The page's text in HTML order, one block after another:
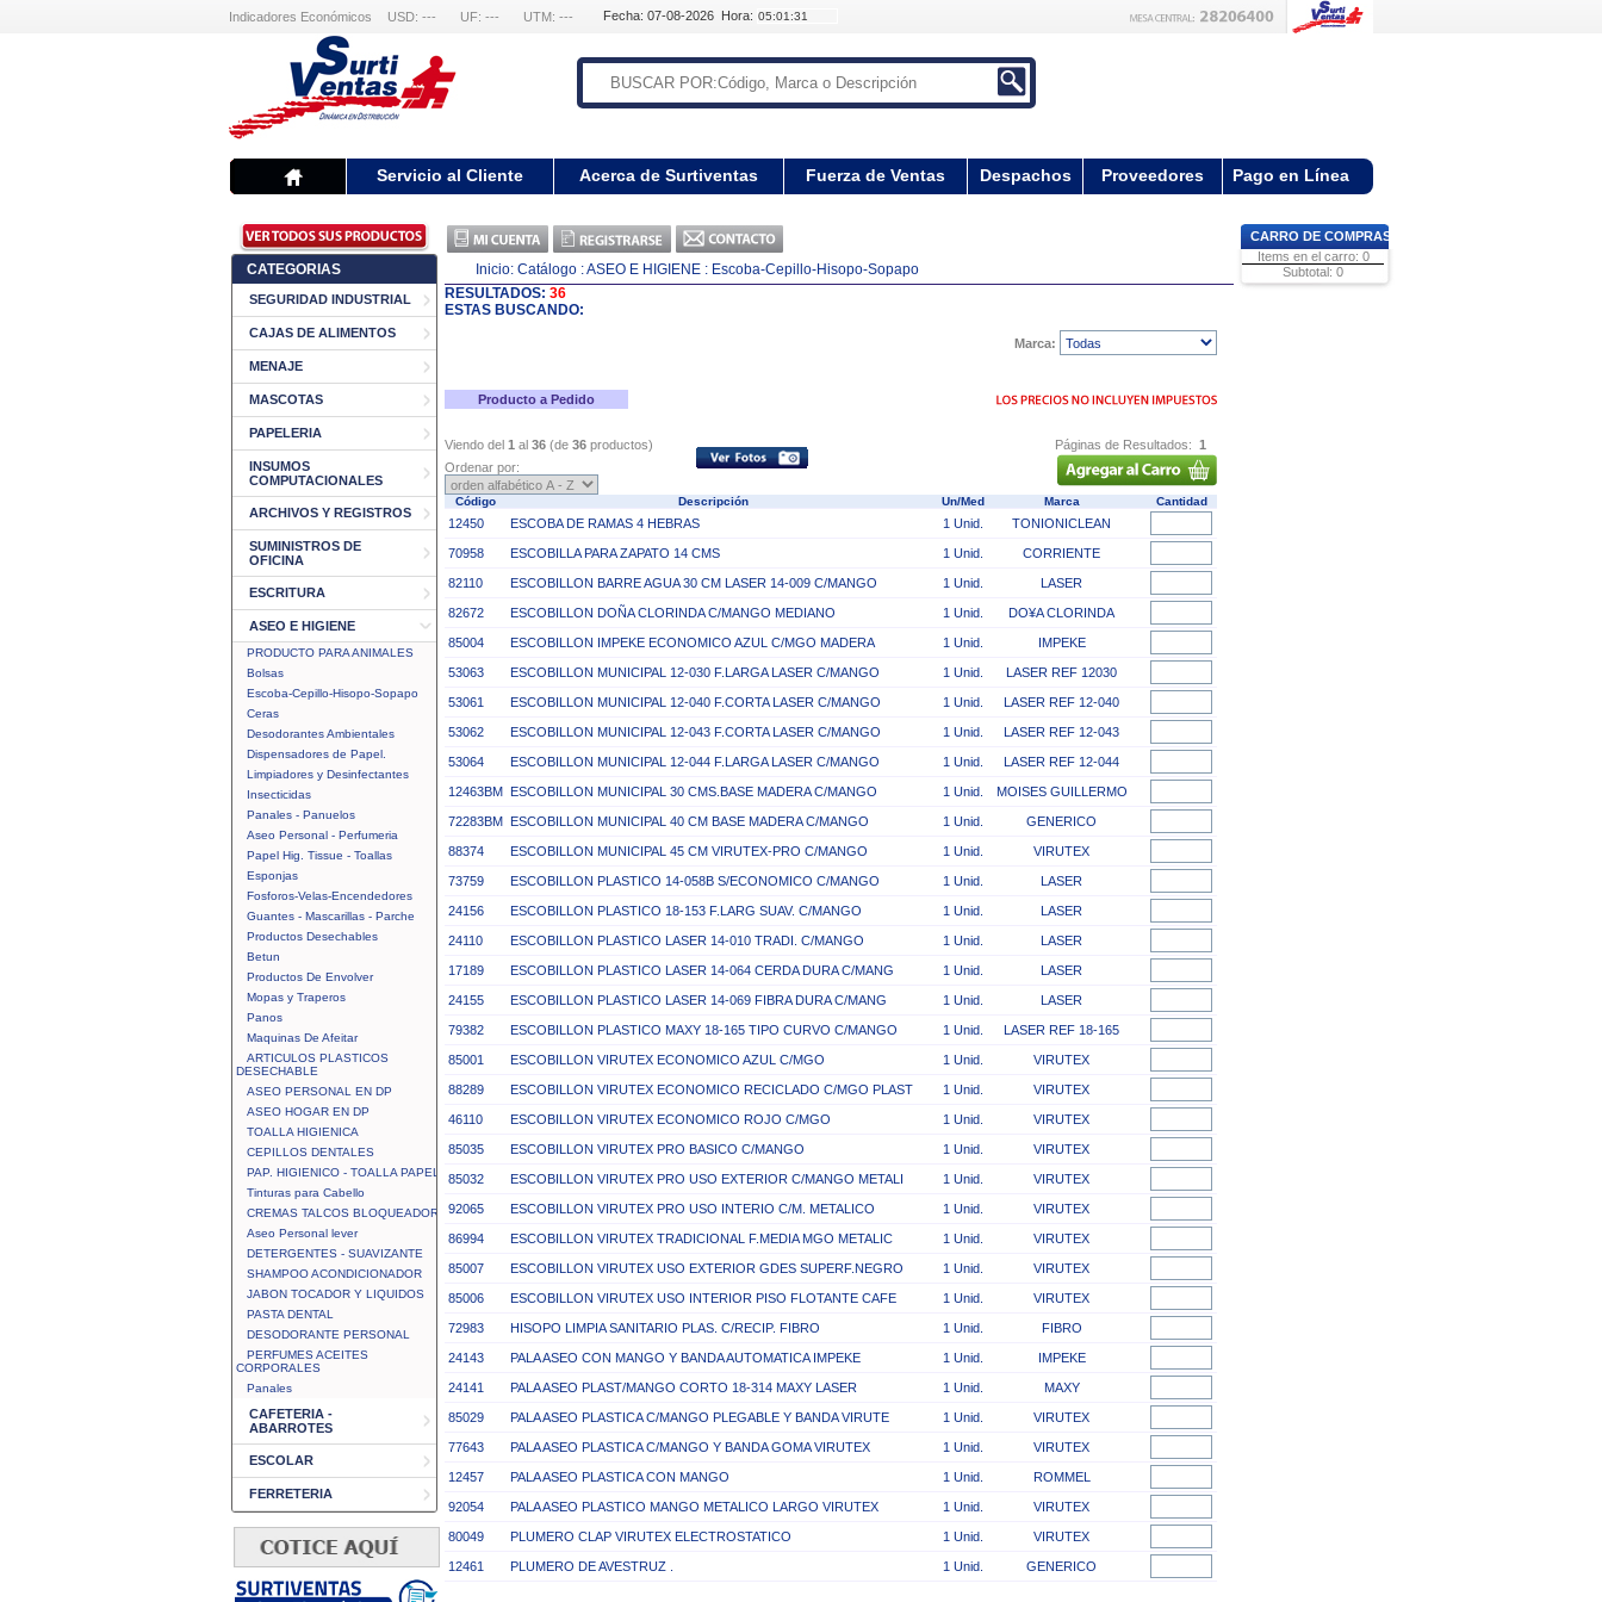
Indicadores Económicos USD: --- UF: --- UTM: --- Fecha: 07-08-2026 Hora:
Servicio al Cliente Acerca de Surtiventas Fuerza de Ventas Despachos Proveedores Pago en Línea
CATEGORIAS
SEGURIDAD INDUSTRIAL
CAJAS DE ALIMENTOS
MENAJE
MASCOTAS
PAPELERIA
INSUMOS
COMPUTACIONALES
ARCHIVOS Y REGISTROS
SUMINISTROS DE
OFICINA
ESCRITURA
ASEO E HIGIENE
PRODUCTO PARA ANIMALES
Bolsas
Escoba-Cepillo-Hisopo-Sopapo
Ceras
Desodorantes Ambientales
Dispensadores de Papel.
Limpiadores y Desinfectantes
Insecticidas
Panales - Panuelos
Aseo Personal - Perfumeria
Papel Hig. Tissue - Toallas
Esponjas
Fosforos-Velas-Encendedores
Guantes - Mascarillas - Parche
Productos Desechables
Betun
Productos De Envolver
Mopas y Traperos
Panos
Maquinas De Afeitar
ARTICULOS PLASTICOS
DESECHABLE
ASEO PERSONAL EN DP
ASEO HOGAR EN DP
TOALLA HIGIENICA
CEPILLOS DENTALES
PAP. HIGIENICO - TOALLA PAPEL
Tinturas para Cabello
CREMAS TALCOS BLOQUEADOR
Aseo Personal lever
DETERGENTES - SUAVIZANTE
SHAMPOO ACONDICIONADOR
JABON TOCADOR Y LIQUIDOS
PASTA DENTAL
DESODORANTE PERSONAL
PERFUMES ACEITES
CORPORALES
Panales
CAFETERIA -
ABARROTES
ESCOLAR
FERRETERIA
Inicio: Catálogo : ASEO E HIGIENE : Escoba-Cepillo-Hisopo-Sopapo
RESULTADOS: 36
ESTAS BUSCANDO:
Marca:
Producto a Pedido
Viendo del 1 al 36 (de 36 productos) Páginas de Resultados: 1
Ordenar por:
Código Descripción Un/Med Marca Cantidad
12450 ESCOBA DE RAMAS 4 HEBRAS 1 Unid. TONIONICLEAN
70958 ESCOBILLA PARA ZAPATO 14 CMS 1 Unid. CORRIENTE
82110 ESCOBILLON BARRE AGUA 30 CM LASER 14-009 C/MANGO 1 Unid. LASER
82672 ESCOBILLON DOÑA CLORINDA C/MANGO MEDIANO 1 Unid. DO¥A CLORINDA
85004 ESCOBILLON IMPEKE ECONOMICO AZUL C/MGO MADERA 1 Unid. IMPEKE
53063 ESCOBILLON MUNICIPAL 12-030 F.LARGA LASER C/MANGO 1 Unid. LASER REF 12030
53061 ESCOBILLON MUNICIPAL 12-040 F.CORTA LASER C/MANGO 1 Unid. LASER REF 12-040
53062 ESCOBILLON MUNICIPAL 12-043 F.CORTA LASER C/MANGO 1 Unid. LASER REF 12-043
53064 ESCOBILLON MUNICIPAL 12-044 F.LARGA LASER C/MANGO 1 Unid. LASER REF 12-044
12463BM ESCOBILLON MUNICIPAL 30 CMS.BASE MADERA C/MANGO 1 Unid. MOISES GUILLERMO
72283BM ESCOBILLON MUNICIPAL 40 CM BASE MADERA C/MANGO 1 Unid. GENERICO
88374 ESCOBILLON MUNICIPAL 45 CM VIRUTEX-PRO C/MANGO 1 Unid. VIRUTEX
73759 ESCOBILLON PLASTICO 14-058B S/ECONOMICO C/MANGO 1 Unid. LASER
24156 ESCOBILLON PLASTICO 18-153 F.LARG SUAV. C/MANGO 1 Unid. LASER
24110 ESCOBILLON PLASTICO LASER 14-010 TRADI. C/MANGO 1 Unid. LASER
17189 ESCOBILLON PLASTICO LASER 14-064 CERDA DURA C/MANG 1 Unid. LASER
24155 ESCOBILLON PLASTICO LASER 14-069 FIBRA DURA C/MANG 1 Unid. LASER
79382 ESCOBILLON PLASTICO MAXY 18-165 TIPO CURVO C/MANGO 1 Unid. LASER REF 18-165
85001 ESCOBILLON VIRUTEX ECONOMICO AZUL C/MGO 1 Unid. VIRUTEX
88289 ESCOBILLON VIRUTEX ECONOMICO RECICLADO C/MGO PLAST 1 Unid. VIRUTEX
46110 ESCOBILLON VIRUTEX ECONOMICO ROJO C/MGO 1 Unid. VIRUTEX
85035 ESCOBILLON VIRUTEX PRO BASICO C/MANGO 1 Unid. VIRUTEX
85032 ESCOBILLON VIRUTEX PRO USO EXTERIOR C/MANGO METALI 1 Unid. VIRUTEX
92065 ESCOBILLON VIRUTEX PRO USO INTERIO C/M. METALICO 1 Unid. VIRUTEX
86994 ESCOBILLON VIRUTEX TRADICIONAL F.MEDIA MGO METALIC 1 Unid. VIRUTEX
85007 ESCOBILLON VIRUTEX USO EXTERIOR GDES SUPERF.NEGRO 1 Unid. VIRUTEX
85006 ESCOBILLON VIRUTEX USO INTERIOR PISO FLOTANTE CAFE 1 Unid. VIRUTEX
72983 HISOPO LIMPIA SANITARIO PLAS. C/RECIP. FIBRO 1 Unid. FIBRO
24143 PALA ASEO CON MANGO Y BANDA AUTOMATICA IMPEKE 1 Unid. IMPEKE
24141 PALA ASEO PLAST/MANGO CORTO 18-314 MAXY LASER 1 Unid. MAXY
85029 PALA ASEO PLASTICA C/MANGO PLEGABLE Y BANDA VIRUTE 1 Unid. VIRUTEX
77643 PALA ASEO PLASTICA C/MANGO Y BANDA GOMA VIRUTEX 1 Unid. VIRUTEX
12457 PALA ASEO PLASTICA CON MANGO 1 Unid. ROMMEL
92054 PALA ASEO PLASTICO MANGO METALICO LARGO VIRUTEX 1 Unid. VIRUTEX
80049 PLUMERO CLAP VIRUTEX ELECTROSTATICO 1 Unid. VIRUTEX
12461 PLUMERO DE AVESTRUZ . 1 Unid. GENERICO
CARRO DE COMPRAS
Items en el carro: 0
Subtotal: 0